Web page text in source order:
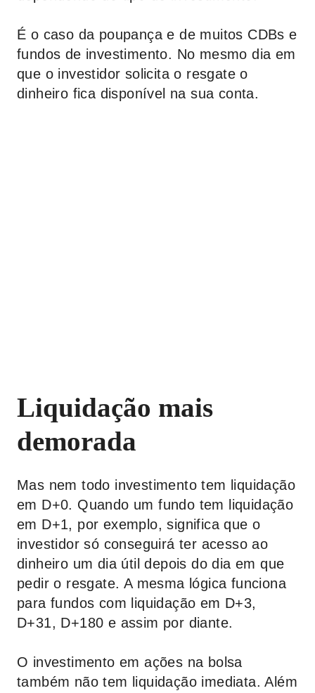
É o caso da poupança e de muitos CDBs e
fundos de investimento. No mesmo dia em
que o investidor solicita o resgate o
dinheiro fica disponível na sua conta.
Liquidação mais
demorada
Mas nem todo investimento tem liquidação
em D+0. Quando um fundo tem liquidação
em D+1, por exemplo, significa que o
investidor só conseguirá ter acesso ao
dinheiro um dia útil depois do dia em que
pedir o resgate. A mesma lógica funciona
para fundos com liquidação em D+3,
D+31, D+180 e assim por diante.
O investimento em ações na bolsa
também não tem liquidação imediata. Além